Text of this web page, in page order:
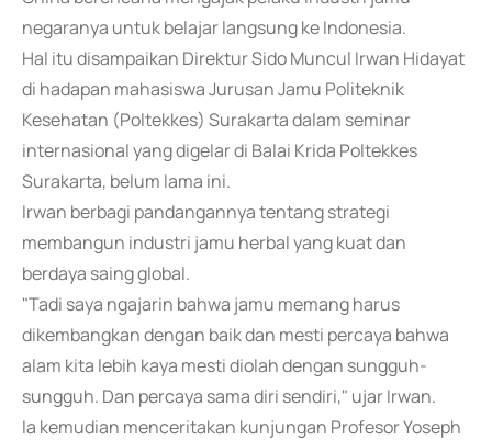
negaranya untuk belajar langsung ke Indonesia.
Hal itu disampaikan Direktur Sido Muncul Irwan Hidayat
di hadapan mahasiswa Jurusan Jamu Politeknik
Kesehatan (Poltekkes) Surakarta dalam seminar
internasional yang digelar di Balai Krida Poltekkes
Surakarta, belum lama ini.
Irwan berbagi pandangannya tentang strategi
membangun industri jamu herbal yang kuat dan
berdaya saing global.
"Tadi saya ngajarin bahwa jamu memang harus
dikembangkan dengan baik dan mesti percaya bahwa
alam kita lebih kaya mesti diolah dengan sungguh-
sungguh. Dan percaya sama diri sendiri," ujar Irwan.
Ia kemudian menceritakan kunjungan Profesor Yoseph